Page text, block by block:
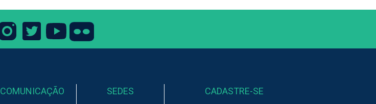
COMUNICAÇÃO SEDES CADASTRE-SE